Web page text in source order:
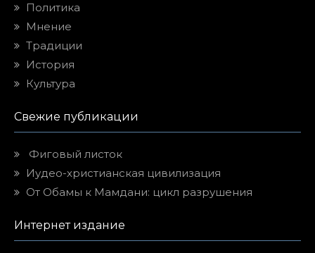
Политика
Мнение
Традиции
История
Культура
Свежие публикации
Фиговый листок
Иудео-христианская цивилизация
От Обамы к Мамдани: цикл разрушения
Интернет издание